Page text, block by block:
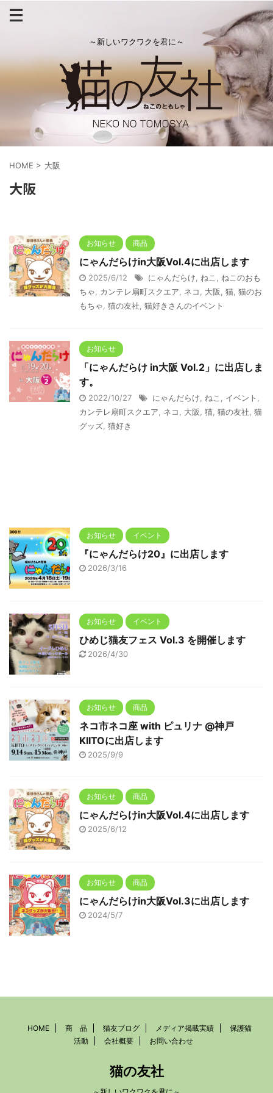
～新しいワクワクを君に～
HOME > 大阪
大阪
お知らせ 商品
にゃんだらけin大阪Vol.4に出店します
2025/6/12 にゃんだらけ ねこ
ねこのおも
ちゃ
カンテレ扇町スクエア ネコ 大阪 猫 猫のお
もちゃ 猫の友社 猫好きさんのイベント
お知らせ
「にゃんだらけ in大阪 Vol.2」に出店しま
す。
2022/10/27 にゃんだらけ ねこ イベント
カンテレ扇町スクエア
ネコ 大阪 猫 猫の友社 猫
グッズ 猫好き
お知らせ イベント
『にゃんだらけ20』に出店します
2026/3/16
お知らせ イベント
ひめじ猫友フェス Vol.3 を開催します
2026/4/30
お知らせ 商品
ネコ市ネコ座 with ピュリナ @神戸
KIITOに出店します
2025/9/9
お知らせ 商品
にゃんだらけin大阪Vol.4に出店します
2025/6/12
お知らせ 商品
にゃんだらけin大阪Vol.3に出店します
2024/5/7
HOME 商 品 猫友ブログ メディア掲載実績
保護猫
活動
会社概要 お問い合わせ
猫の友社